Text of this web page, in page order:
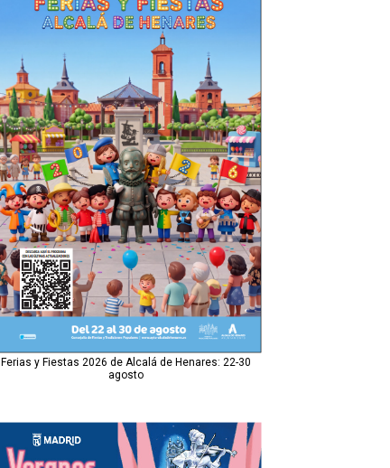
Ferias y Fiestas 2026 de Alcalá de Henares: 22-30
agosto